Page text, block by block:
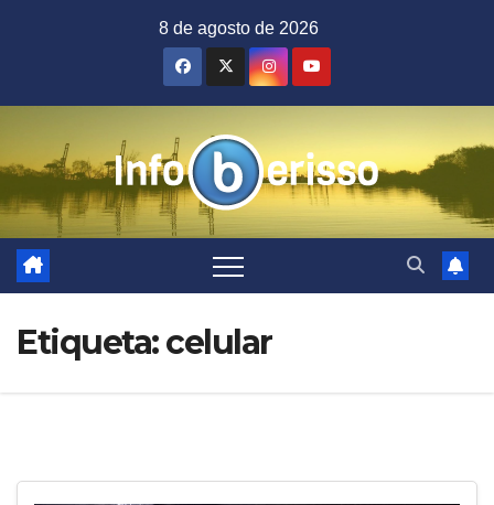
8 de agosto de 2026
Etiqueta:celular